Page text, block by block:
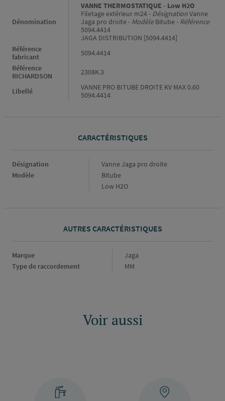
Dénomination
VANNE THERMOSTATIQUE - Low H2O
Filetage extérieur m24 - DésignationVanne
Jaga pro droite - ModèleBitube - Référence
5094.4414
JAGA DISTRIBUTION [5094.4414]
Référence
fabricant
5094.4414
Référence
RICHARDSON
2308K.3
Libellé
VANNE PRO BITUBE DROITE KV MAX 0.60
5094.4414
CARACTÉRISTIQUES
Caractéristiques
Désignation
Vanne Jaga pro droite
Modèle
Bitube
Low H2O
AUTRES CARACTÉRISTIQUES
Marque Marque
Jaga
Type de raccordement
Type
MM
Voir aussi